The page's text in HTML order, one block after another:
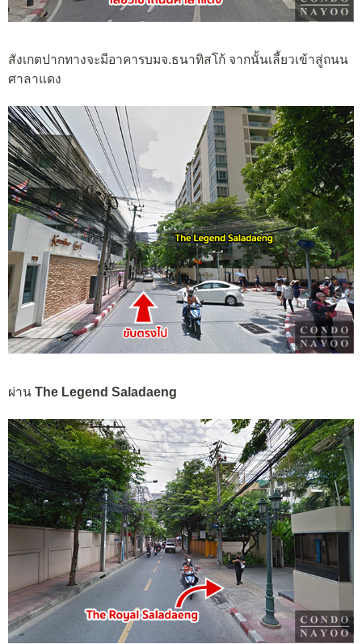
สังเกตปากทางจะมีอาคารบมจ.ธนาทิสโก้ จากนั้นเลี้ยวเข้าสู่ถนน
ศาลาแดง
ผ่าน The Legend Saladaeng